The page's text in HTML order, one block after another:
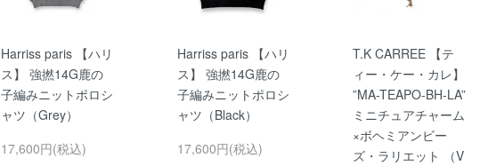
Harriss paris 【ハリ
ス】 強撚14G鹿の
子編みニットポロシ
ャツ（Grey）
17,600円(税込)
Harriss paris 【ハリ
ス】 強撚14G鹿の
子編みニットポロシ
ャツ（Black）
17,600円(税込)
T.K CARREE 【テ
ィー・ケー・カレ】
”MA-TEAPO-BH-LA”
ミニチュアチャーム
×ボヘミアンビー
ズ・ラリエット （V